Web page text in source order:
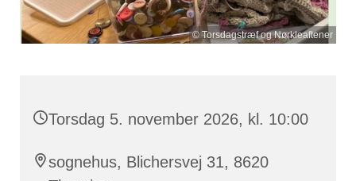
© Torsdagstræf og Nørkleaftener
Torsdag 5. november 2026, kl. 10:00
sognehus, Blichersvej 31, 8620